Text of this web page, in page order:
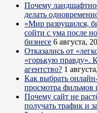
Почему
делать
«Мир разрушился,
сойти с ума после
бизнесе 6 августа,
Отказались от
«горькую правду».
агентство? 1
Как выбрать
просмотра фильмов
Почему сайт не
получать трафик и